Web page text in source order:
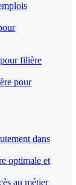
filière
pour
dans
optimale et
au métier